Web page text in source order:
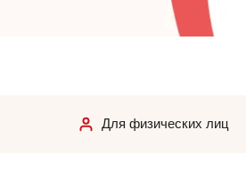
Для физических лиц